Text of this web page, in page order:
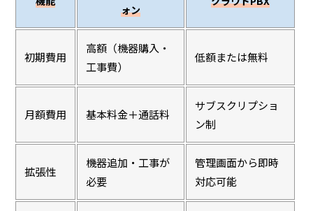
ォン
初期費用
高額（機器購入・
工事費）
低額または無料
月額費用 基本料金＋通話料
サブスクリプショ
ン制
拡張性
機器追加・工事が
必要
管理画面から即時
対応可能